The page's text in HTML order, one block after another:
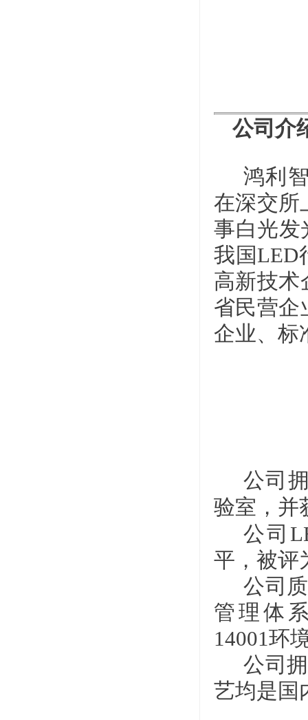
公司介
鸿利
在深交所
事白光发
我国LED
高新技术
省民营企
企业、标
公司
验室，并
公司
平，被评
公司
管理体
14001环
公司
艺均是国